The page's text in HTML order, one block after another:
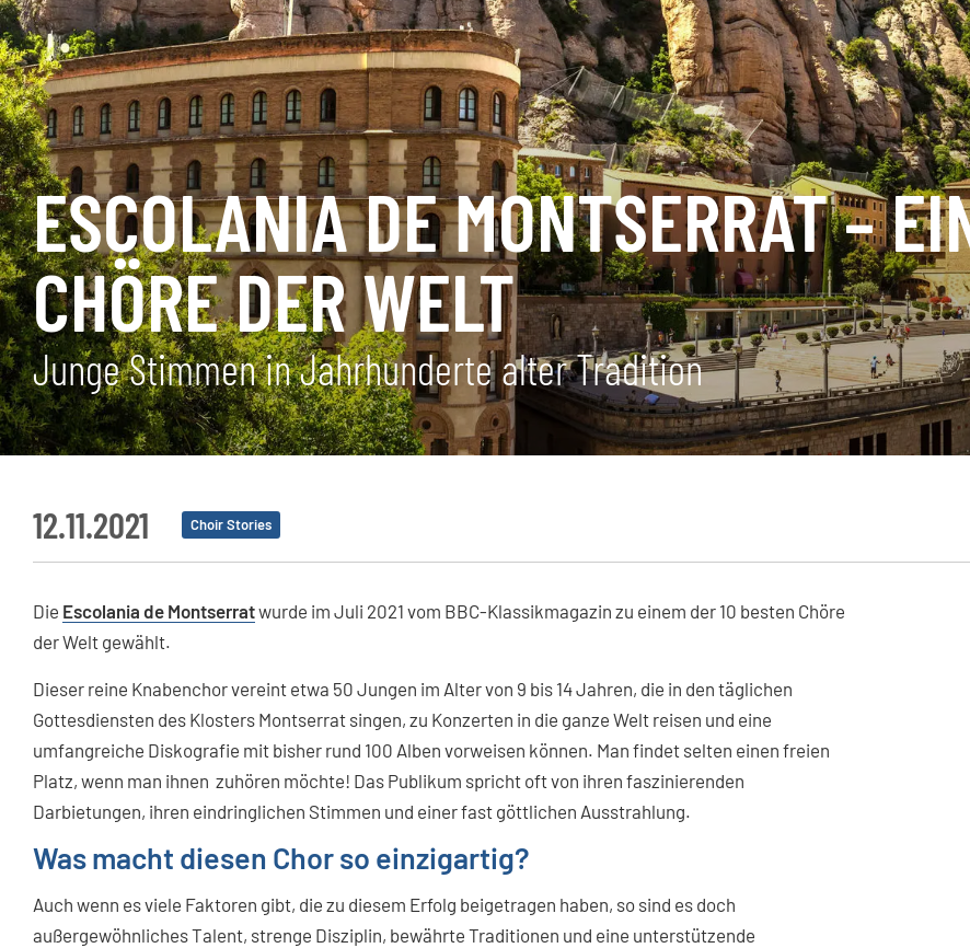
ESCOLANIA DE MONTSERRAT –
CHÖRE DER WELT
Junge Stimmen in Jahrhunderte alter Tradition
12.11.2021 Choir Stories
Die Escolania de Montserratwurde im Juli 2021 vom BBC-Klassikmagazin zu einem der 10 besten Chöre
der Welt gewählt.
Dieser reine Knabenchor vereint etwa 50 Jungen im Alter von 9 bis 14 Jahren, die in den täglichen
Gottesdiensten des Klosters Montserrat singen, zu Konzerten in die ganze Welt reisen und eine
umfangreiche Diskografie mit bisher rund 100 Alben vorweisen können. Man findet selten einen freien
Platz, wenn man ihnen zuhören möchte! Das Publikum spricht oft von ihren faszinierenden
Darbietungen, ihren eindringlichen Stimmen und einer fast göttlichen Ausstrahlung.
Was macht diesen Chor so einzigartig?
Auch wenn es viele Faktoren gibt, die zu diesem Erfolg beigetragen haben, so sind es doch
außergewöhnliches Talent, strenge Disziplin, bewährte Traditionen und eine unterstützende